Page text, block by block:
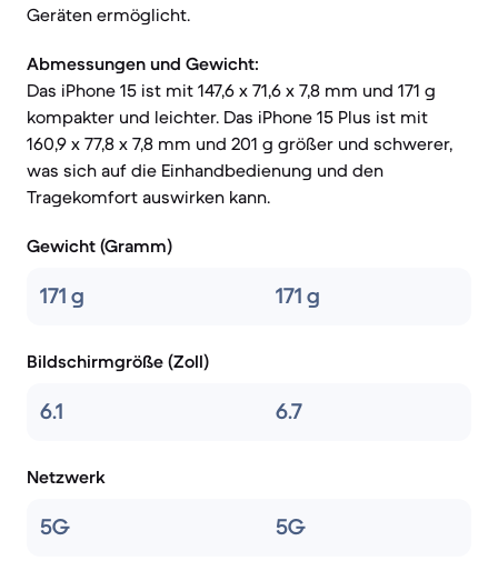
Geräten ermöglicht.
Abmessungen und Gewicht:
Das iPhone 15 ist mit 147,6 x 71,6 x 7,8 mm und 171 g
kompakter und leichter. Das iPhone 15 Plus ist mit
160,9 x 77,8 x 7,8 mm und 201 g größer und schwerer,
was sich auf die Einhandbedienung und den
Tragekomfort auswirken kann.
Gewicht (Gramm)
171 g 171 g
Bildschirmgröße (Zoll)
6.1 6.7
Netzwerk
5G 5G